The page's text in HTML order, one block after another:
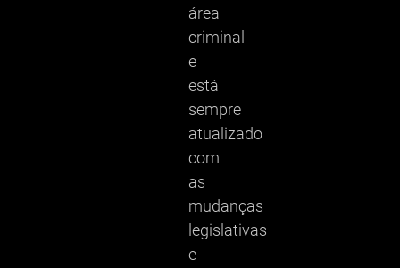
área
criminal
e
está
sempre
atualizado
com
as
mudanças
legislativas
e